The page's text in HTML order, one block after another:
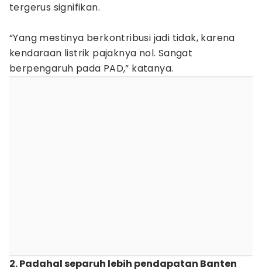
tergerus signifikan.
“Yang mestinya berkontribusi jadi tidak, karena
kendaraan listrik pajaknya nol. Sangat
berpengaruh pada PAD,” katanya.
2. Padahal separuh lebih pendapatan Banten